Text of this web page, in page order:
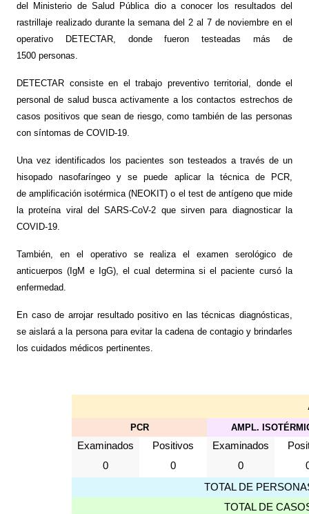
del Ministerio de Salud Pública dio a conocer los resultados del
rastrillaje realizado durante la semana del 2 al 7 de noviembre en el
operativo DETECTAR, donde fueron testeadas más de
1500 personas.
DETECTAR consiste en el trabajo preventivo territorial, donde el
personal de salud busca activamente a los contactos estrechos de
casos positivos que sean de riesgo, como también de las personas
con síntomas de COVID-19.
Una vez identificados los pacientes son testeados a través de un
hisopado nasofaríngeo y se puede aplicar la técnica de PCR,
de amplificación isotérmica (NEOKIT) o el test de antígeno que mide
la proteína viral del SARS-CoV-2 que sirven para diagnosticar la
COVID-19.
También, en el operativo se realiza el examen serológico de
anticuerpos (IgM e IgG), el cual determina si el paciente cursó la
enfermedad.
En caso de arrojar resultado positivo en las técnicas diagnósticas,
se aislará a la persona para evitar la cadena de contagio y brindarles
los cuidados médicos pertinentes.
PCR AMPL.
Examinados Positivos Examinados
0
0 0
TOTAL DE
TOTAL DE